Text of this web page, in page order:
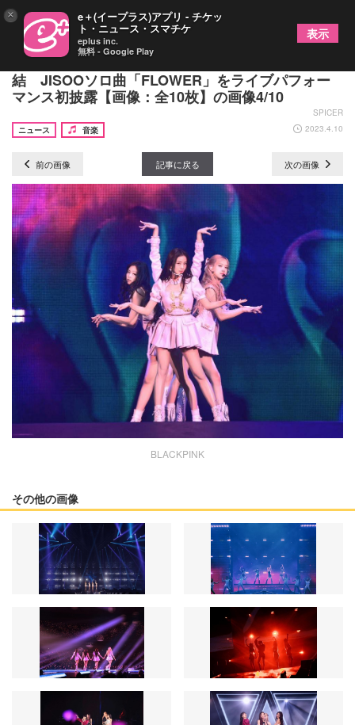
BLACKPINK、東京ドーム公演2DAYSに11万人が集
結 JISOOソロ曲「FLOWER」をライブパフォー
マンス初披露【画像：全10枚】の画像4/10
SPICER
ニュース
音楽 2023.4.10
前の画像 記事に戻る 次の画像
BLACKPINK
その他の画像
× e＋(イープラス)アプリ - チケッ
ト・ニュース・スマチケ
eplus inc.
無料 - Google Play
表示